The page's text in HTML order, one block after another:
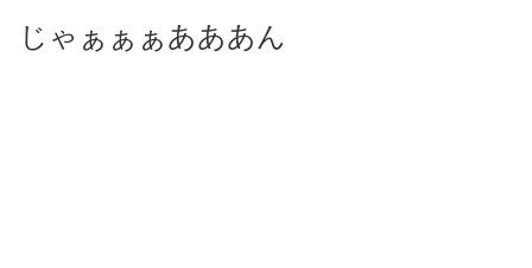
じゃぁぁぁあああん